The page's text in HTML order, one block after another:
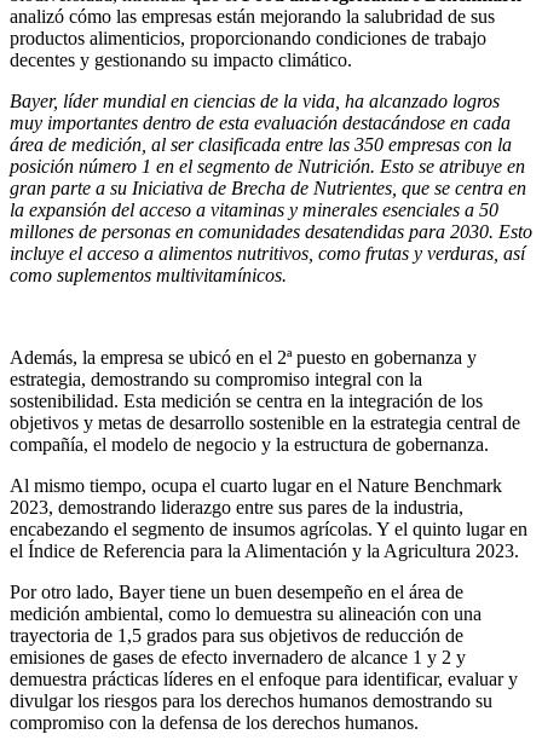
analizó cómo las empresas están mejorando la salubridad de sus
productos alimenticios, proporcionando condiciones de trabajo
decentes y gestionando su impacto climático.
Bayer, líder mundial en ciencias de la vida, ha alcanzado logros
muy importantes dentro de esta evaluación destacándose en cada
área de medición, al ser clasificada entre las 350 empresas con la
posición número 1 en el segmento de Nutrición. Esto se atribuye en
gran parte a su Iniciativa de Brecha de Nutrientes, que se centra en
la expansión del acceso a vitaminas y minerales esenciales a 50
millones de personas en comunidades desatendidas para 2030. Esto
incluye el acceso a alimentos nutritivos, como frutas y verduras, así
como suplementos multivitamínicos.
Además, la empresa se ubicó en el 2ª puesto en gobernanza y
estrategia, demostrando su compromiso integral con la
sostenibilidad. Esta medición se centra en la integración de los
objetivos y metas de desarrollo sostenible en la estrategia central de
compañía, el modelo de negocio y la estructura de gobernanza.
Al mismo tiempo, ocupa el cuarto lugar en el Nature Benchmark
2023, demostrando liderazgo entre sus pares de la industria,
encabezando el segmento de insumos agrícolas. Y el quinto lugar en
el Índice de Referencia para la Alimentación y la Agricultura 2023.
Por otro lado, Bayer tiene un buen desempeño en el área de
medición ambiental, como lo demuestra su alineación con una
trayectoria de 1,5 grados para sus objetivos de reducción de
emisiones de gases de efecto invernadero de alcance 1 y 2 y
demuestra prácticas líderes en el enfoque para identificar, evaluar y
divulgar los riesgos para los derechos humanos demostrando su
compromiso con la defensa de los derechos humanos.